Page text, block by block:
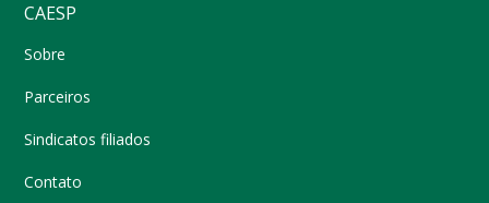
CAESP
Sobre
Parceiros
Sindicatos filiados
Contato